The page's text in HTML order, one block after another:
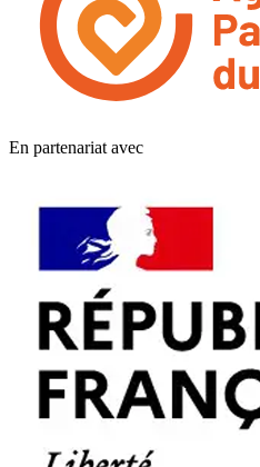
En partenariat avec